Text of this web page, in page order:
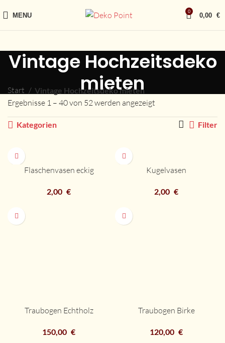
MENU 0 0,00 €
Vintage Hochzeitsdeko
mieten
Start Vintage Hochzeitsdeko mieten
Ergebnisse 1 – 40 von 52 werden angezeigt
Kategorien Filter
Flaschenvasen eckig
2,00 €
Kugelvasen
2,00 €
Traubogen Echtholz
150,00 €
Traubogen Birke
120,00 €